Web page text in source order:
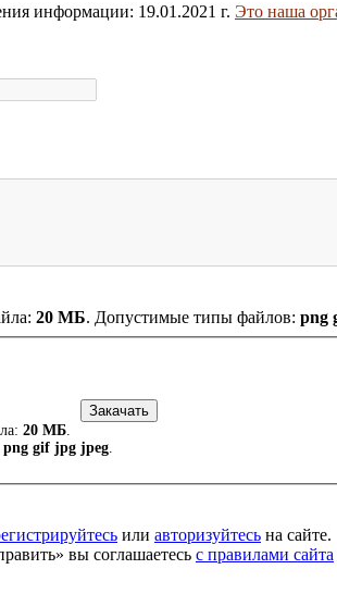
информации: 19.01.2021 г. Это наша
20 МБ. Допустимые типы файлов: png
20 МБ
png gif jpg jpeg
или авторизуйтесь на сайте.
вы соглашаетесь с правилами сайта